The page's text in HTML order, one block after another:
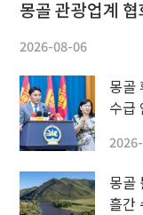
몽골 관광업계
2026-08-06
몽골
수급
몽골
흘간